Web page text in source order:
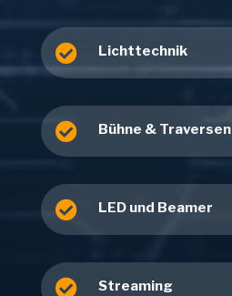
 Lichttechnik
 Bühne & Traversen
 LED und Beamer
 Streaming